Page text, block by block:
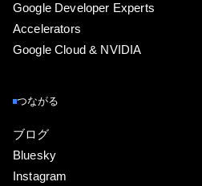
Google Developer Experts
Accelerators
Google Cloud & NVIDIA
つながる
ブログ
Bluesky
Instagram